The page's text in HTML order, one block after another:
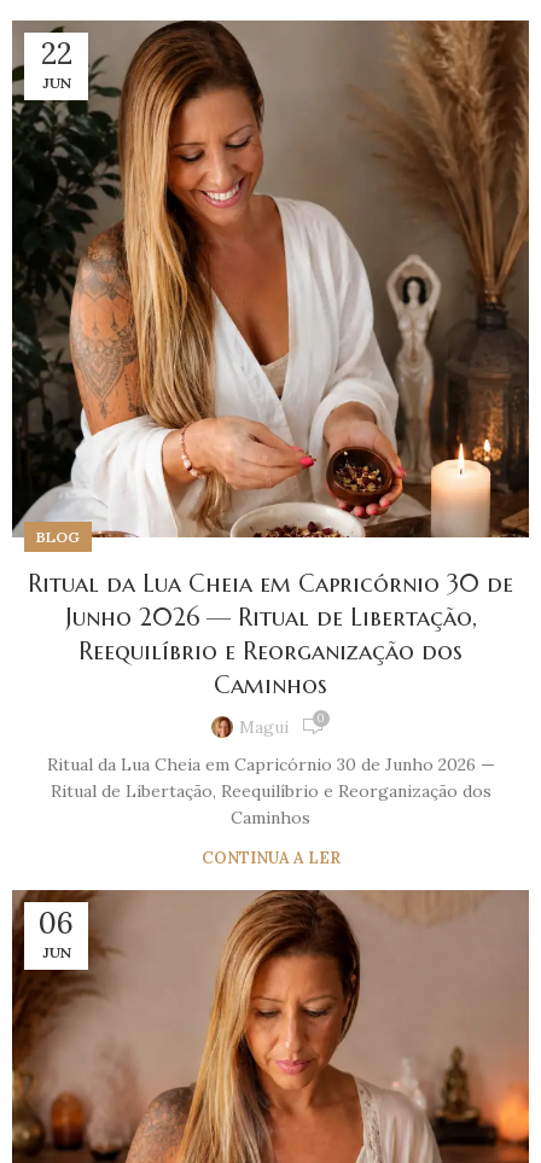
22
JUN
BLOG
Ritual da Lua Cheia em Capricórnio 30 de
Junho 2026 — Ritual de Libertação,
Reequilíbrio e Reorganização dos
Caminhos
Magui 0
Ritual da Lua Cheia em Capricórnio 30 de Junho 2026 —
Ritual de Libertação, Reequilíbrio e Reorganização dos
Caminhos
CONTINUA A LER
06
JUN